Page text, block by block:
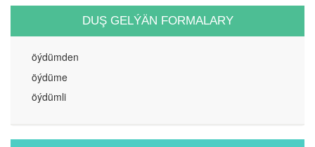
DUŞ GELÝÄN FORMALARY
öýdümden
öýdüme
öýdümli